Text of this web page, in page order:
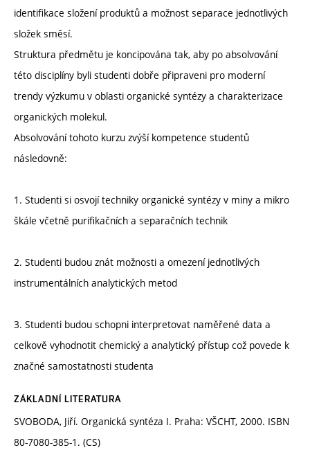
identifikace složení produktů a možnost separace jednotlivých
složek směsí.
Struktura předmětu je koncipována tak, aby po absolvování
této disciplíny byli studenti dobře připraveni pro moderní
trendy výzkumu v oblasti organické syntézy a charakterizace
organických molekul.
Absolvování tohoto kurzu zvýší kompetence studentů
následovně:
1. Studenti si osvojí techniky organické syntézy v miny a mikro
škále včetně purifikačních a separačních technik
2. Studenti budou znát možnosti a omezení jednotlivých
instrumentálních analytických metod
3. Studenti budou schopni interpretovat naměřené data a
celkově vyhodnotit chemický a analytický přístup což povede k
značné samostatnosti studenta
ZÁKLADNÍ LITERATURA
SVOBODA, Jiří. Organická syntéza I. Praha: VŠCHT, 2000. ISBN
80-7080-385-1. (CS)